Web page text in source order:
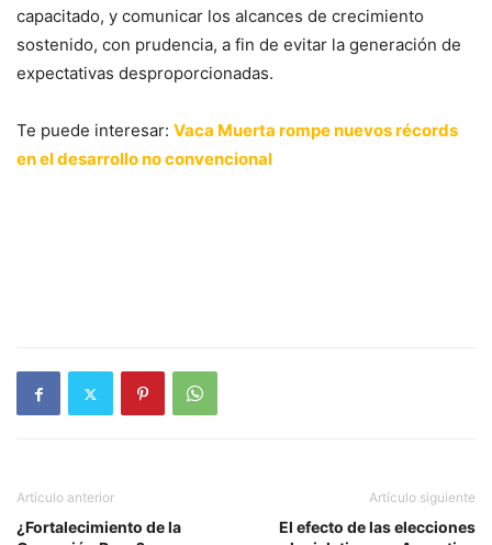
capacitado, y comunicar los alcances de crecimiento
sostenido, con prudencia, a fin de evitar la generación de
expectativas desproporcionadas.
Te puede interesar: Vaca Muerta rompe nuevos récords
en el desarrollo no convencional
Artículo anterior
¿Fortalecimiento de la
Artículo siguiente
El efecto de las elecciones